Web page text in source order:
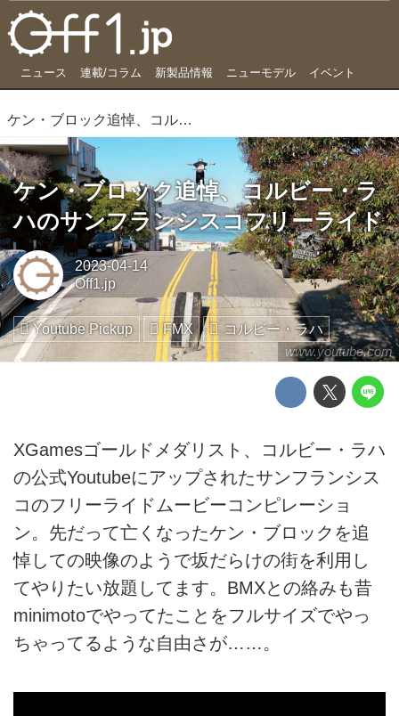
ニュース 連載/コラム 新製品情報 ニューモデル イベント
ケン・ブロック追悼、コルビー・ラハのサンフランシスコフリーライド
www.youtube.com
ケン・ブロック追悼、コルビー・ラ
ハのサンフランシスコフリーライド
2023-04-14
Off1.jp
Youtube Pickup FMX コルビー・ラハ
XGamesゴールドメダリスト、コルビー・ラハ
の公式Youtubeにアップされたサンフランシス
コのフリーライドムービーコンピレーショ
ン。先だって亡くなったケン・ブロックを追
悼しての映像のようで坂だらけの街を利用し
てやりたい放題してます。BMXとの絡みも昔
minimotoでやってたことをフルサイズでやっ
ちゃってるような自由さが……。